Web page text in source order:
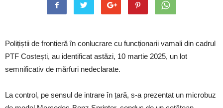
Polițiștii de frontieră în conlucrare cu funcționarii vamali din cadrul
PTF Costești, au identificat astăzi, 10 martie 2025, un lot
semnificativ de mărfuri nedeclarate.
La control, pe sensul de intrare în țară, s-a prezentat un microbuz